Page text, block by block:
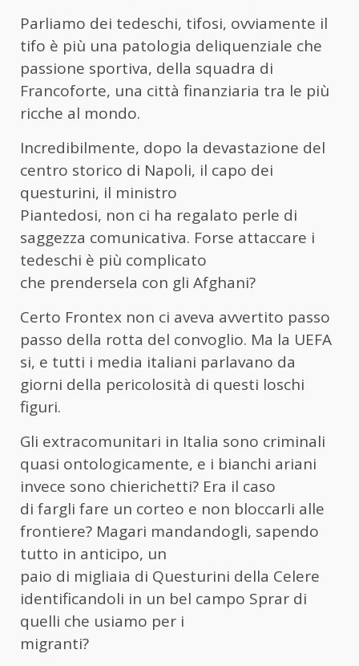
Parliamo dei tedeschi, tifosi, ovviamente il
tifo è più una patologia deliquenziale che
passione sportiva, della squadra di
Francoforte, una città finanziaria tra le più
ricche al mondo.
Incredibilmente, dopo la devastazione del
centro storico di Napoli, il capo dei
questurini, il ministro
Piantedosi, non ci ha regalato perle di
saggezza comunicativa. Forse attaccare i
tedeschi è più complicato
che prendersela con gli Afghani?
Certo Frontex non ci aveva avvertito passo
passo della rotta del convoglio. Ma la UEFA
si, e tutti i media italiani parlavano da
giorni della pericolosità di questi loschi
figuri.
Gli extracomunitari in Italia sono criminali
quasi ontologicamente, e i bianchi ariani
invece sono chierichetti? Era il caso
di fargli fare un corteo e non bloccarli alle
frontiere? Magari mandandogli, sapendo
tutto in anticipo, un
paio di migliaia di Questurini della Celere
identificandoli in un bel campo Sprar di
quelli che usiamo per i
migranti?